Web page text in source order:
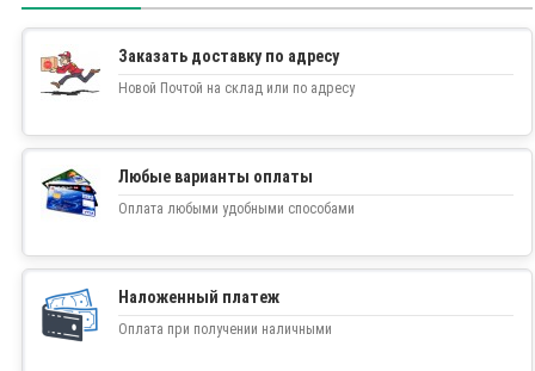
Заказать доставку по адресу
Новой Почтой на склад или по адресу
Любые варианты оплаты
Оплата любыми удобными способами
Наложенный платеж
Оплата при получении наличными